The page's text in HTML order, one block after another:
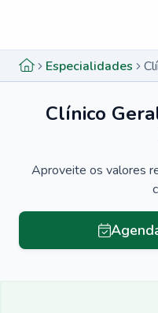
Especialidades
Clínico
Aproveite os valores